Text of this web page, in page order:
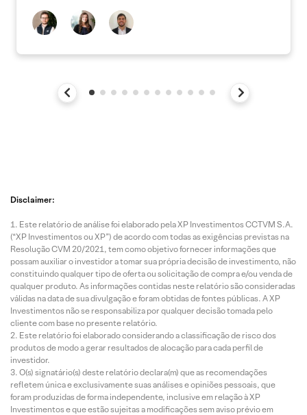
Disclaimer:
Este relatório de análise foi elaborado pela XP Investimentos CCTVM S.A.
(“XP Investimentos ou XP”) de acordo com todas as exigências previstas na
Resolução CVM 20/2021, tem como objetivo fornecer informações que
possam auxiliar o investidor a tomar sua própria decisão de investimento, não
constituindo qualquer tipo de oferta ou solicitação de compra e/ou venda de
qualquer produto. As informações contidas neste relatório são consideradas
válidas na data de sua divulgação e foram obtidas de fontes públicas. A XP
Investimentos não se responsabiliza por qualquer decisão tomada pelo
cliente com base no presente relatório.
Este relatório foi elaborado considerando a classificação de risco dos
produtos de modo a gerar resultados de alocação para cada perfil de
investidor.
O(s) signatário(s) deste relatório declara(m) que as recomendações
refletem única e exclusivamente suas análises e opiniões pessoais, que
foram produzidas de forma independente, inclusive em relação à XP
Investimentos e que estão sujeitas a modificações sem aviso prévio em